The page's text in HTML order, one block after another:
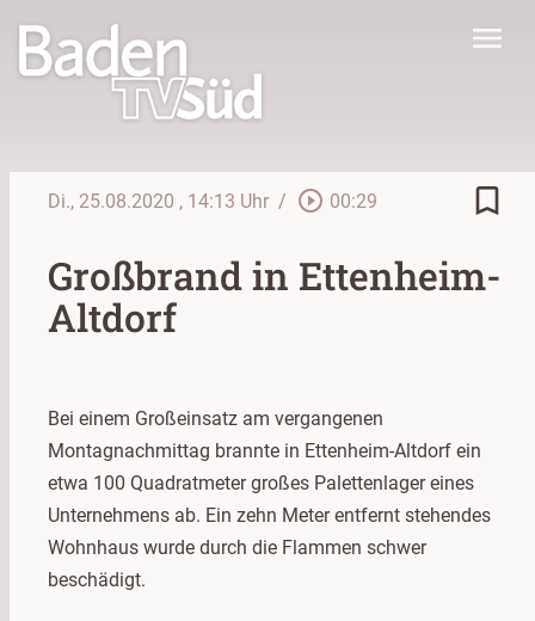
menu
Di., 25.08.2020 , 14:13 Uhr / play_circle_outline 00:29 bookmark_border
Großbrand in Ettenheim-
Altdorf
Bei einem Großeinsatz am vergangenen
Montagnachmittag brannte in Ettenheim-Altdorf ein
etwa 100 Quadratmeter großes Palettenlager eines
Unternehmens ab. Ein zehn Meter entfernt stehendes
Wohnhaus wurde durch die Flammen schwer
beschädigt.